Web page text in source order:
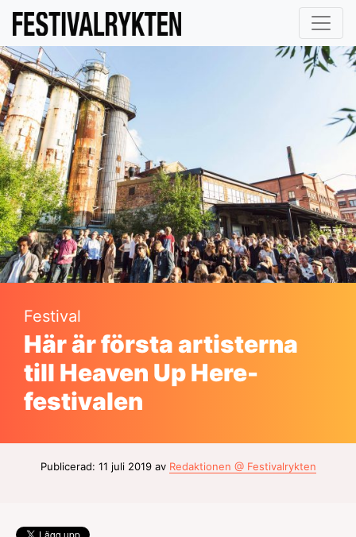
Festival
Här är första artisterna
till Heaven Up Here-
festivalen
Publicerad: 11 juli 2019 av Redaktionen @ Festivalrykten